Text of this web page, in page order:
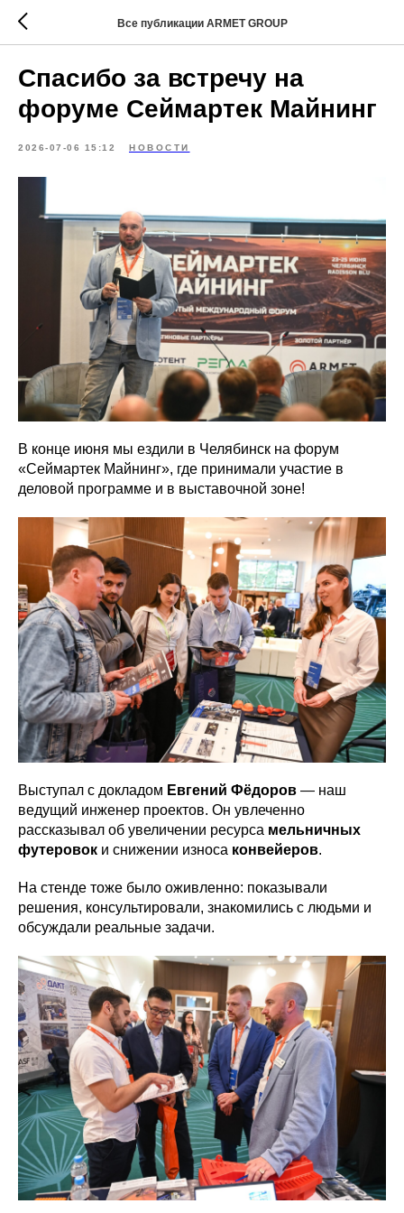
Все публикации ARMET GROUP
Спасибо за встречу на
форуме Сеймартек Майнинг
2026-07-06 15:12 НОВОСТИ
В конце июня мы ездили в Челябинск на форум
«Сеймартек Майнинг», где принимали участие в
деловой программе и в выставочной зоне!
Выступал с докладом Евгений Фёдоров — наш
ведущий инженер проектов. Он увлеченно
рассказывал об увеличении ресурса мельничных
футеровок и снижении износа конвейеров.
На стенде тоже было оживленно: показывали
решения, консультировали, знакомились с людьми и
обсуждали реальные задачи.